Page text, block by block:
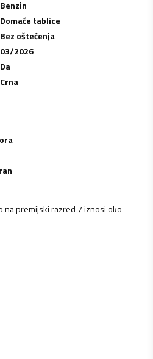
Benzin
Domaće tablice
Bez oštećenja
03/2026
Da
Crna
na premijski razred 7 iznosi oko